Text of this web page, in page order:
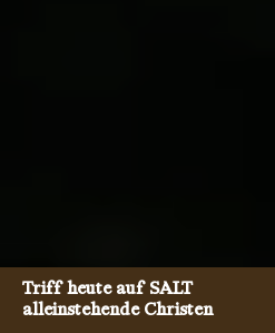
Triff heute auf SALT
alleinstehende Christen